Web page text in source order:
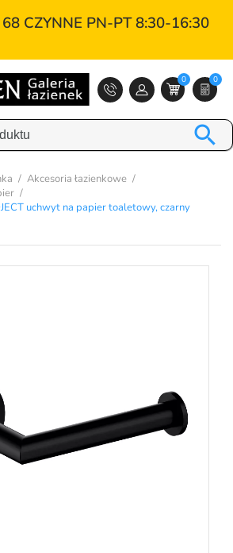
CZYNNE PN-PT 8:30-16:30
0 0

Akcesoria łazienkowe
uchwyt na papier toaletowy, czarny